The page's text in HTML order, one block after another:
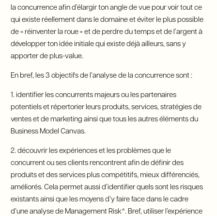
la concurrence afin d’élargir ton angle de vue pour voir tout ce
qui existe réellement dans le domaine et éviter le plus possible
de « réinventer la roue » et de perdre du temps et de l’argent à
développer ton idée initiale qui existe déjà ailleurs, sans y
apporter de plus-value.
En bref, les 3 objectifs de l’analyse de la concurrence sont :
1. identifier les concurrents majeurs ou les partenaires
potentiels et répertorier leurs produits, services, stratégies de
ventes et de marketing ainsi que tous les autres éléments du
Business Model Canvas.
2. découvrir les expériences et les problèmes que le
concurrent ou ses clients rencontrent afin de définir des
produits et des services plus compétitifs, mieux différenciés,
améliorés. Cela permet aussi d’identifier quels sont les risques
existants ainsi que les moyens d’y faire face dans le cadre
d’une analyse de Management Risk*. Bref, utiliser l’expérience